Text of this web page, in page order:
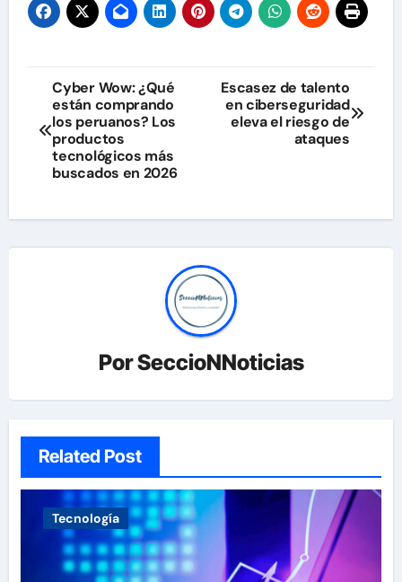
Navegación
de
entradas
Cyber Wow: ¿Qué
están comprando
los peruanos? Los
productos
tecnológicos más
buscados en 2026
Escasez de talento
en ciberseguridad
eleva el riesgo de
ataques
PorSeccioNNoticias
Related Post
Tecnología